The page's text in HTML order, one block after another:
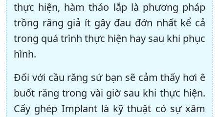
thực hiện, hàm tháo lắp là phương pháp
trồng răng giả ít gây đau đớn nhất kể cả
trong quá trình thực hiện hay sau khi phục
hình.
Đối với cầu răng sứ bạn sẽ cảm thấy hơi ê
buốt răng trong vài giờ sau khi thực hiện.
Cấy ghép Implant là kỹ thuật có sự xâm